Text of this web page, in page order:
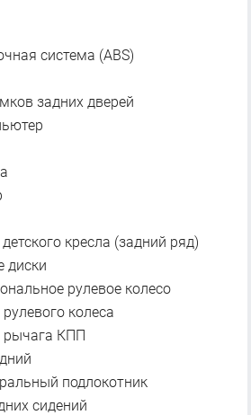
система (ABS)
задних дверей
кресла (задний ряд)
диски
рулевое колесо
колеса
рычага КПП
подлокотник
сидений